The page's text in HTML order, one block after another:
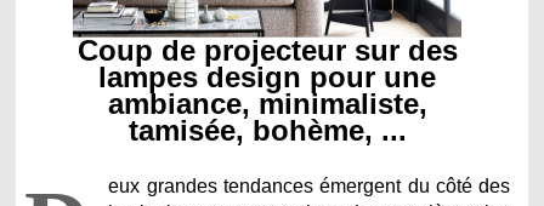
Coup de projecteur sur des
lampes design pour une
ambiance, minimaliste,
tamisée, bohème, ...
eux grandes tendances émergent du côté des